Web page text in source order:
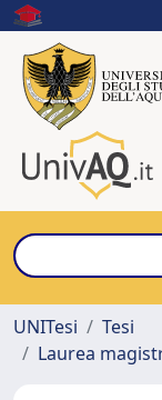
UNITesi
Tesi
Laurea